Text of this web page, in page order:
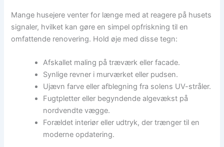
Mange husejere venter for længe med at reagere på husets
signaler, hvilket kan gøre en simpel opfriskning til en
omfattende renovering. Hold øje med disse tegn:
Afskallet maling på træværk eller facade.
Synlige revner i murværket eller pudsen.
Ujævn farve eller afblegning fra solens UV-stråler.
Fugtpletter eller begyndende algevækst på
nordvendte vægge.
Forældet interiør eller udtryk, der trænger til en
moderne opdatering.